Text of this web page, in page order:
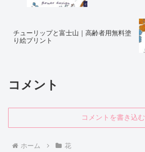
チューリップと富士山｜高齢者用無料塗
り絵プリント
コメント
コメントを書き込む
ホーム 花